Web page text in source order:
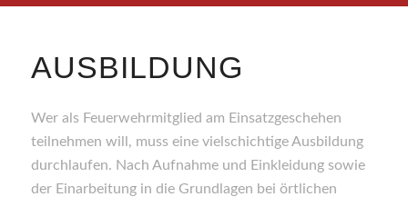
AUSBILDUNG
Wer als Feuerwehrmitglied am Einsatzgeschehen
teilnehmen will, muss eine vielschichtige Ausbildung
durchlaufen. Nach Aufnahme und Einkleidung sowie
der Einarbeitung in die Grundlagen bei örtlichen